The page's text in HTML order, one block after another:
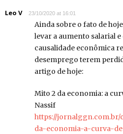
Leo V 23/10/2020 at 16:01
Ainda sobre o fato de
levar a aumento salarial
causalidade econômica
desemprego terem
artigo de hoje:
Mito 2 da economia: a
Nassif
https://
da-economia-a-curva-